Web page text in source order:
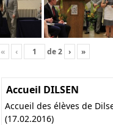
« ‹ de2 › »
Accueil DILSEN
Accueil des élèves de
(17.02.2016)